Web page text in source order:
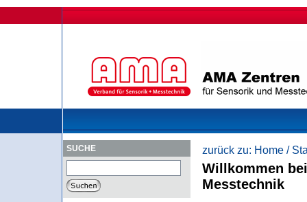
SUCHE zurück zu: Home /
Willkommen
Messtechnik